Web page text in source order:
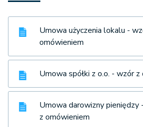
Umowa użyczenia lokalu -
omówieniem
Umowa spółki z o.o. - wzór
Umowa darowizny
z omówieniem